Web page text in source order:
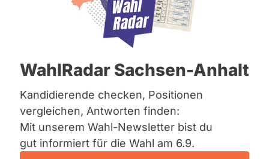
Bremen
Hamburg
Mecklenburg-Vorpommern
Nordrhein-Westfalen
Saarland
Sachsen
Sachsen-Anhalt
Sachsen-Anhalt
Schleswig-Holstein
Thüringen
WahlRadar Sachsen-Anhalt
Kandidierende checken, Positionen
vergleichen, Antworten finden:
Mit unserem Wahl-Newsletter bist du
gut informiert für die Wahl am 6.9.
i
n
CDU
Kandidat Sachsen-Anhalt Wahl 2026
Wahlliste
Landesliste
1
0/ 0
Fragen beantwortet
Es
nur
Fragen
und
Antworten
Kandidat Sachsen-Anhalt
Frage stellen